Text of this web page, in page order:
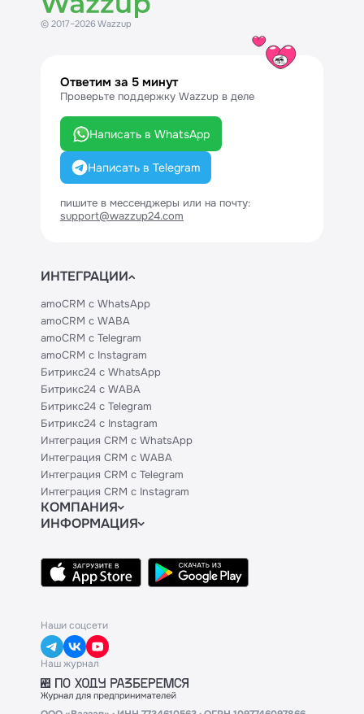
© 2017–2026 Wazzup
Ответим за 5 минут
Проверьте поддержку Wazzup в деле
Написать в WhatsApp
Написать в Telegram
пишите в мессенджеры или на почту:
support@wazzup24.com
ИНТЕГРАЦИИ
amoCRM с WhatsApp
amoCRM с WABA
amoCRM с Telegram
amoCRM с Instagram
Битрикс24 с WhatsApp
Битрикс24 с WABA
Битрикс24 с Telegram
Битрикс24 с Instagram
Интеграция CRM с WhatsApp
Интеграция CRM с WABA
Интеграция CRM с Telegram
Интеграция CRM с Instagram
КОМПАНИЯ
Блог
Контакты
Политики и соглашения
ИНФОРМАЦИЯ
Техническим партнерам
Тарифы
Наши соцсети
Наш журнал